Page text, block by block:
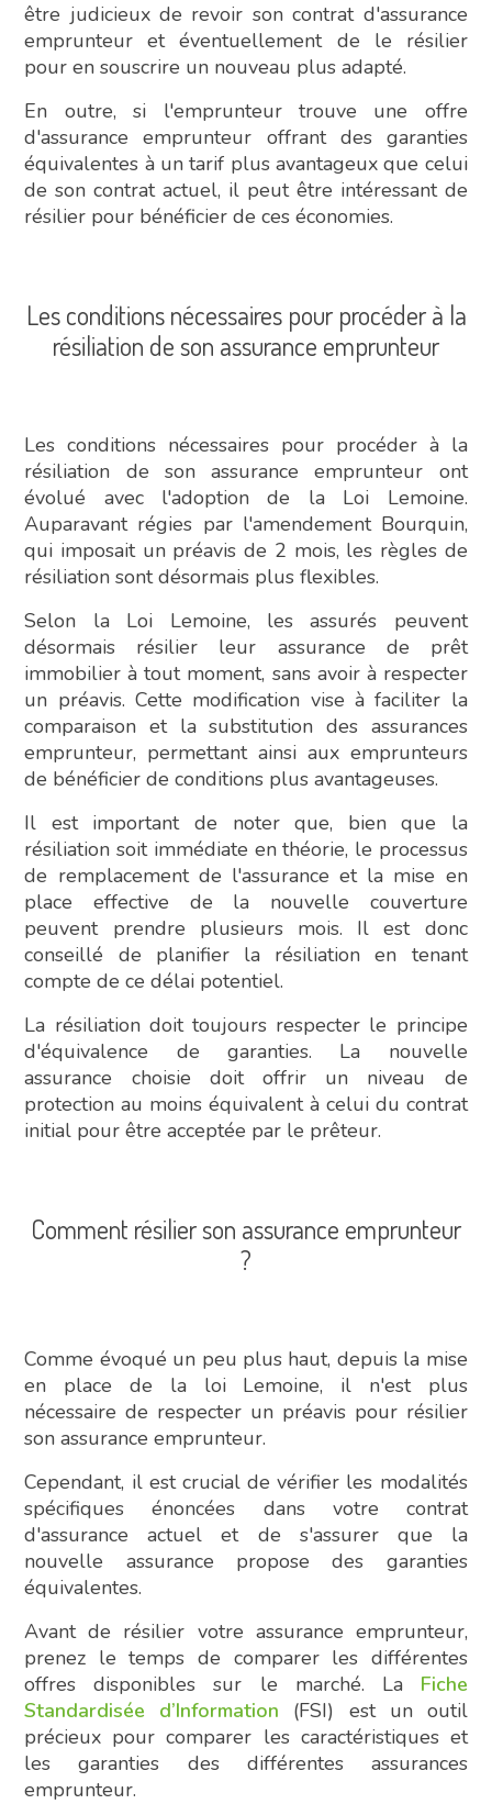
être judicieux de revoir son contrat d'assurance
emprunteur et éventuellement de le résilier
pour en souscrire un nouveau plus adapté.
En outre, si l'emprunteur trouve une offre
d'assurance emprunteur offrant des garanties
équivalentes à un tarif plus avantageux que celui
de son contrat actuel, il peut être intéressant de
résilier pour bénéficier de ces économies.
Les conditions nécessaires pour procéder à la
résiliation de son assurance emprunteur
Les conditions nécessaires pour procéder à la
résiliation de son assurance emprunteur ont
évolué avec l'adoption de la Loi Lemoine.
Auparavant régies par l'amendement Bourquin,
qui imposait un préavis de 2 mois, les règles de
résiliation sont désormais plus flexibles.
Selon la Loi Lemoine, les assurés peuvent
désormais résilier leur assurance de prêt
immobilier à tout moment, sans avoir à respecter
un préavis. Cette modification vise à faciliter la
comparaison et la substitution des assurances
emprunteur, permettant ainsi aux emprunteurs
de bénéficier de conditions plus avantageuses.
Il est important de noter que, bien que la
résiliation soit immédiate en théorie, le processus
de remplacement de l'assurance et la mise en
place effective de la nouvelle couverture
peuvent prendre plusieurs mois. Il est donc
conseillé de planifier la résiliation en tenant
compte de ce délai potentiel.
La résiliation doit toujours respecter le principe
d'équivalence de garanties. La nouvelle
assurance choisie doit offrir un niveau de
protection au moins équivalent à celui du contrat
initial pour être acceptée par le prêteur.
Comment résilier son assurance emprunteur
?
Comme évoqué un peu plus haut, depuis la mise
en place de la loi Lemoine, il n'est plus
nécessaire de respecter un préavis pour résilier
son assurance emprunteur.
Cependant, il est crucial de vérifier les modalités
spécifiques énoncées dans votre contrat
d'assurance actuel et de s'assurer que la
nouvelle assurance propose des garanties
équivalentes.
Avant de résilier votre assurance emprunteur,
prenez le temps de comparer les différentes
offres disponibles sur le marché. La Fiche
Standardisée d’Information (FSI) est un outil
précieux pour comparer les caractéristiques et
les garanties des différentes assurances
emprunteur.